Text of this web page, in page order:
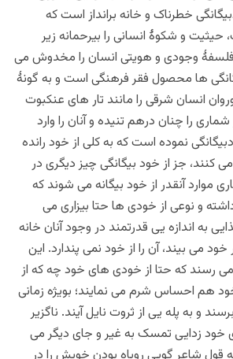
خطرناک و خانه برانداز است که
و شکوۀ انسانی را بیرحمانه زیر
وجودی و هویتی انسان را مخدوش می
ها محصول فقر فرهنگی است و به گونۀ
انسان شرقی را مانند تار های عنکبوت
را چنان درهم تنیده و آنان را وارد
نموده است که به کلی از خود رانده
کنند، جز از خود بیگانگی چیز دیگری در
موارد آنقدر از خود بیگانه می شوند که
و نوعی از خودی ها حتا بیزاری می
به اندازه یی قدرتمند در وجود آنان خانه
می بیند، آن را از خود نمی پندارد. این
می رسند که حتا از خودی های خود چه که از
هم احساس شرم می نمایند؛ بویژه زمانی
و به پله یی از ثروت نایل آیند. ناگزیر
خود زدایی تمسک به غیر و جای دیگر می